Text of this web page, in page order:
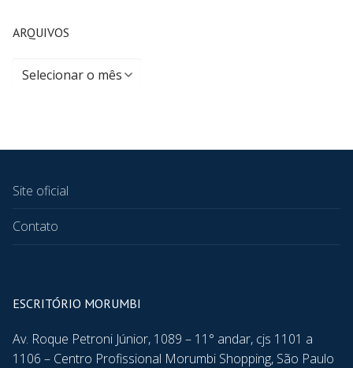
ARQUIVOS
Site oficial
Contato
ESCRITÓRIO MORUMBI
Av. Roque Petroni Júnior, 1089 – 11° andar, cjs 1101 a
1106 – Centro Profissional Morumbi Shopping, São Paulo